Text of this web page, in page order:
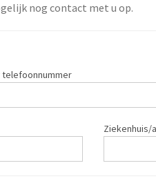
nog contact met u op.
telefoonnummer
Ziekenhuis/